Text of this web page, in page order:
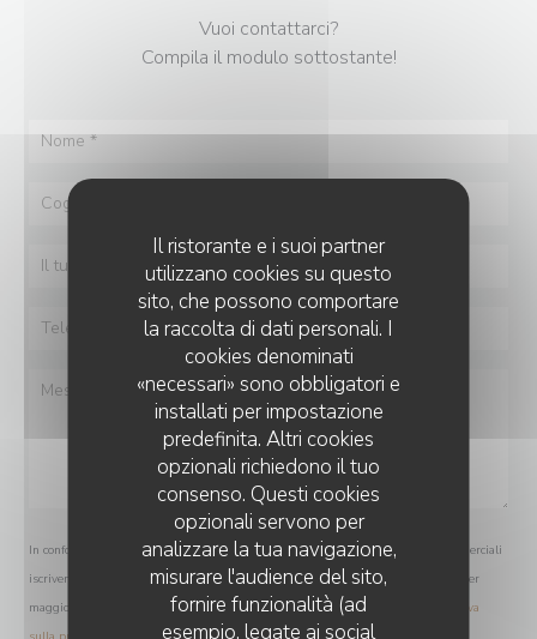
Il ristorante e i suoi partner
utilizzano cookies su questo
sito, che possono comportare
la raccolta di dati personali. I
cookies denominati
«necessari» sono obbligatori e
installati per impostazione
predefinita. Altri cookies
opzionali richiedono il tuo
consenso. Questi cookies
opzionali servono per
analizzare la tua navigazione,
misurare l'audience del sito,
fornire funzionalità (ad
esempio, legate ai social
Vuoi contattarci?
Compila il modulo sottostante!
In conformità al Codice del Consumo, hai il diritto di opporti alle chiamate commerciali
iscrivendoti al Registro Pubblico delle Opposizioni: registrodelleopposizioni.it
. Per
maggiori informazioni sul trattamento dei tuoi dati, consulta la nostra
informativa